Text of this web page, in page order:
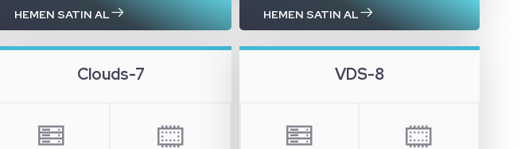
HEMEN SATIN AL HEMEN SATIN AL
Clouds-7 VDS-8